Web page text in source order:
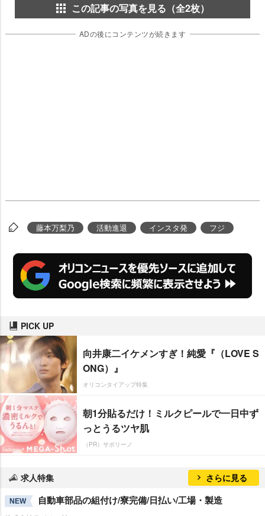
この記事の写真を見る（全2枚）
ADの後にコンテンツが続きます
藤本万梨乃 活動進退 インスタ発 フジ
PICK UP
向井康二イケメンすぎ！純愛『（LOVE S
ONG）』
オリコンタイアップ特集
朝1分貼るだけ！ミルクピールで一日中ず
っとうるツヤ肌
（PR）サボリーノ
求人特集 さらに見る
NEW 自動車部品の組付け/寮完備/日払い/工場・製造